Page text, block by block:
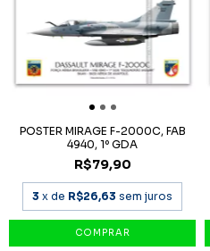
POSTER MIRAGE F-2000C, FAB
4940, 1º GDA
R$79,90
3 x de R$26,63 sem juros